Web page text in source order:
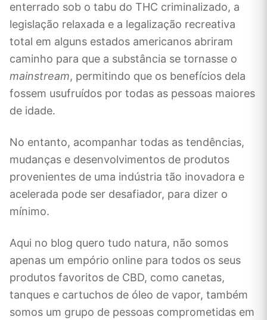
enterrado sob o tabu do THC criminalizado, a
legislação relaxada e a legalização recreativa
total em alguns estados americanos abriram
caminho para que a substância se tornasse o
mainstream, permitindo que os benefícios dela
fossem usufruídos por todas as pessoas maiores
de idade.
No entanto, acompanhar todas as tendências,
mudanças e desenvolvimentos de produtos
provenientes de uma indústria tão inovadora e
acelerada pode ser desafiador, para dizer o
mínimo.
Aqui no blog quero tudo natura, não somos
apenas um empório online para todos os seus
produtos favoritos de CBD, como canetas,
tanques e cartuchos de óleo de vapor, também
somos um grupo de pessoas comprometidas em